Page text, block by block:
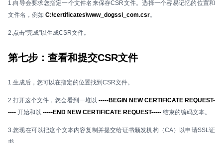
1.向导会要求您指定一个文件名来保存CSR文件。选择一个容易记忆的位置和
文件名，例如 C:\certificates\www_dogssl_com.csr。
2.点击“完成”以生成CSR文件。
第七步：查看和提交CSR文件
1.生成后，您可以在指定的位置找到CSR文件。
2.打开这个文件，您会看到一堆以 -----BEGIN NEW CERTIFICATE REQUEST-
---- 开始和以 -----END NEW CERTIFICATE REQUEST----- 结束的编码文本。
3.您现在可以把这个文本内容复制并提交给证书颁发机构（CA）以申请SSL证